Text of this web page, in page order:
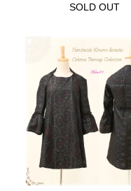
SOLD OUT